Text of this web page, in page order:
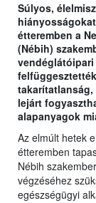
Súlyos,
étteremben a
(Nébih)
lejárt
alapanyagok
Az elmúlt hetek
étteremben
Nébih
végzéséhez
egészségügyi